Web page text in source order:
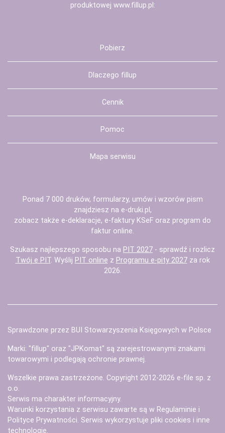
produktowej www.fillup.pl :
Pobierz
Dlaczego fillup
Cennik
Pomoc
Mapa serwisu
Ponad 7 000 druków, formularzy, umów i wzorów pism
znajdziesz na e-druki.pl ,
zobacz także e-deklaracje, e-faktury KSeF oraz program do
faktur online.
Szukasz najlepszego sposobu na PIT 2027 - sprawdź i rozlicz
Twój e PIT. Wyślij PIT online z Programu e-pity 2027za rok
2026.
Sprawdzone przez BUI Stowarzyszenia Księgowych w Polsce
Marki: "fillup" oraz "JPKomat" są zarejestrowanymi znakami
towarowymi i podlegają ochronie prawnej.
Wszelkie prawa zastrzeżone. Copyright 2012-2026 e-file sp. z
o.o.
Serwis ma charakter informacyjny.
Warunki korzystania z serwisu zawarte są w Regulaminie i
Polityce Prywatności. Serwis wykorzystuje pliki cookies i inne
technologie.